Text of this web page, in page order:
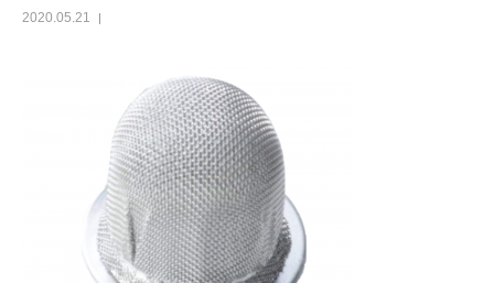
2020.05.21フィルターの知識
フィルターの製作事例
課題解決事例
会社紹介
採用情報